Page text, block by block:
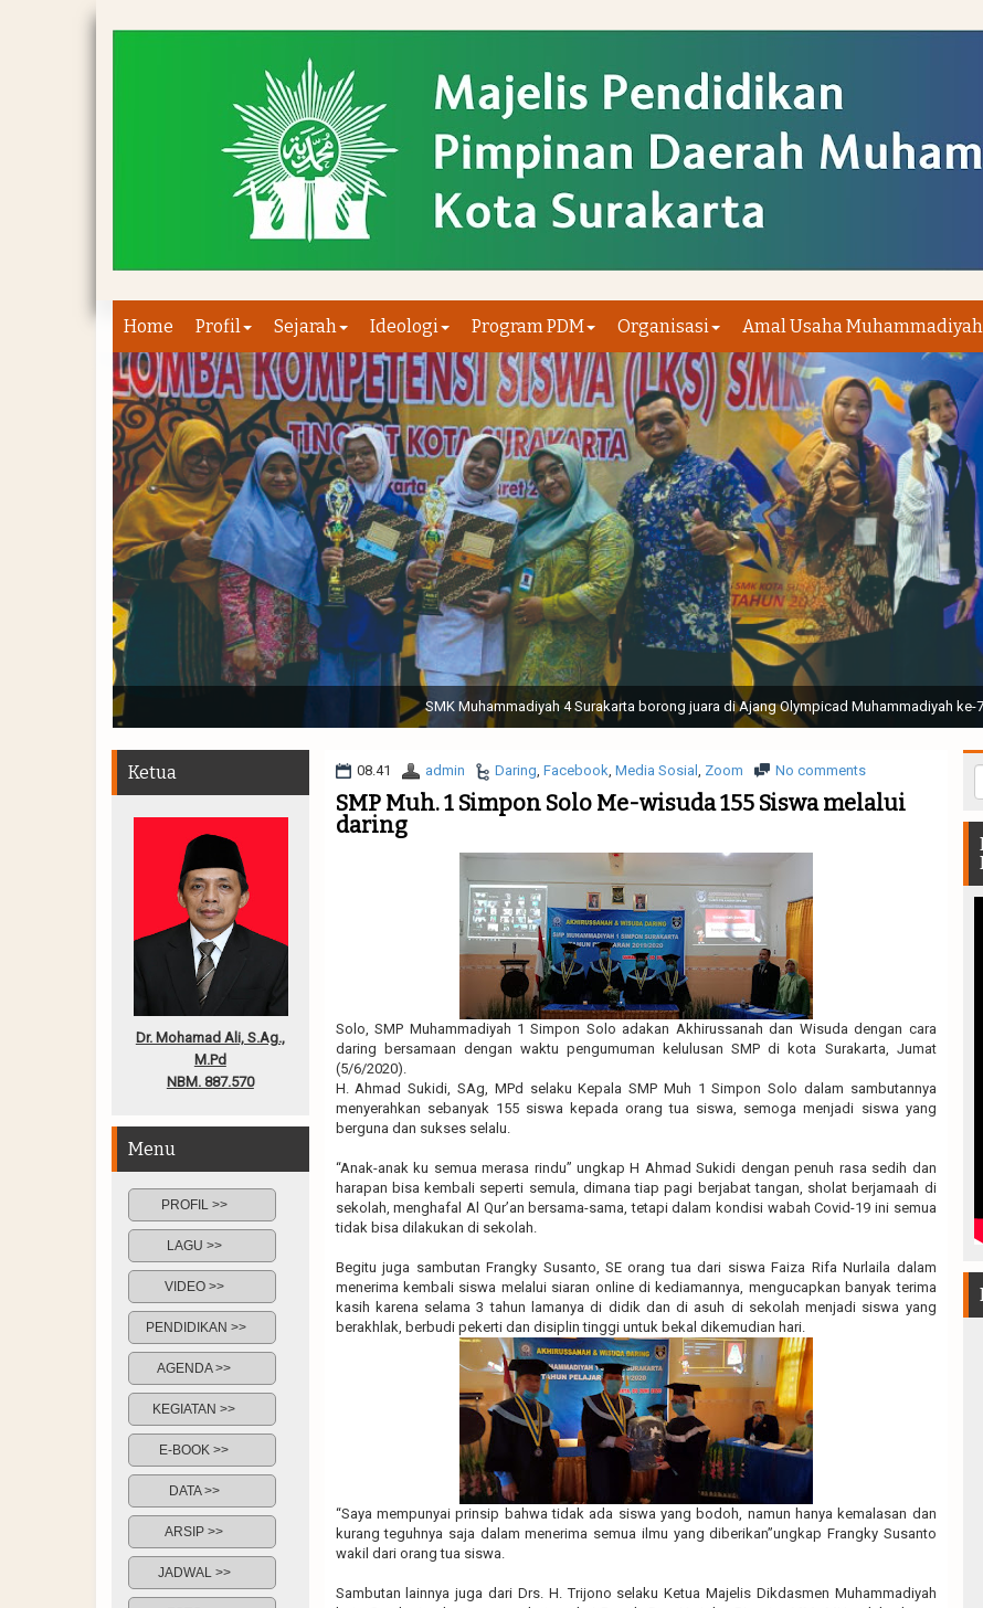
Home Profil Sejarah Ideologi Program PDM Organisasi Amal Usaha Muhammadiyah
Sabtu, 19 November 2022. (dari kiri) Pertunjukan Tapak Suci Perguruan Muhammadiyah ( TSPM ) di Stadion Manahan Solo || Ir. H.
Muhammadiyah 48 || Pertunjukan bendera dan tari memukau seluruh Muktamar dan Muktamirin
08.41 admin Daring, Facebook, Media Sosial , Zoom No comments
SMP Muh. 1 Simpon Solo Me-wisuda 155 Siswa melalui
daring
Solo, SMP Muhammadiyah 1 Simpon Solo adakan Akhirussanah dan Wisuda dengan cara
daring bersamaan dengan waktu pengumuman kelulusan SMP di kota Surakarta, Jumat
(5/6/2020).
H. Ahmad Sukidi, SAg, MPd selaku Kepala SMP Muh 1 Simpon Solo dalam sambutannya
menyerahkan sebanyak 155 siswa kepada orang tua siswa, semoga menjadi siswa yang
berguna dan sukses selalu.
“Anak-anak ku semua merasa rindu” ungkap H Ahmad Sukidi dengan penuh rasa sedih dan
harapan bisa kembali seperti semula, dimana tiap pagi berjabat tangan, sholat berjamaah di
sekolah, menghafal Al Qur’an bersama-sama, tetapi dalam kondisi wabah Covid-19 ini semua
tidak bisa dilakukan di sekolah.
Begitu juga sambutan Frangky Susanto, SE orang tua dari siswa Faiza Rifa Nurlaila dalam
menerima kembali siswa melalui siaran online di kediamannya, mengucapkan banyak terima
kasih karena selama 3 tahun lamanya di didik dan di asuh di sekolah menjadi siswa yang
berakhlak, berbudi pekerti dan disiplin tinggi untuk bekal dikemudian hari.
“Saya mempunyai prinsip bahwa tidak ada siswa yang bodoh, namun hanya kemalasan dan
kurang teguhnya saja dalam menerima semua ilmu yang diberikan”ungkap Frangky Susanto
wakil dari orang tua siswa.
Sambutan lainnya juga dari Drs. H. Trijono selaku Ketua Majelis Dikdasmen Muhammadiyah
Ketua
Dr. Mohamad Ali, S.Ag.,
M.Pd
NBM. 887.570
Menu
PROFIL >>
LAGU >>
VIDEO >>
PENDIDIKAN >>
AGENDA >>
KEGIATAN >>
E-BOOK >>
DATA >>
ARSIP >>
JADWAL >>